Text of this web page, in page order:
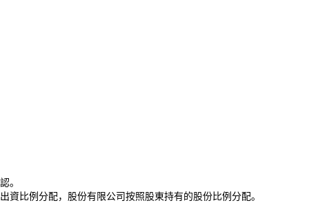
。
比例分配，股份有限公司按照股東持有的股份比例分配。